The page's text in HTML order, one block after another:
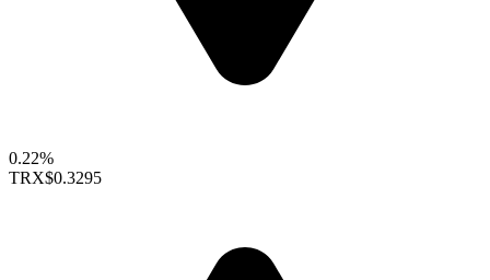
0.22%
TRX$0.3295